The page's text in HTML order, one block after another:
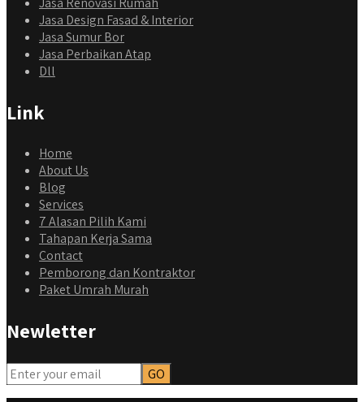
qyusipersada
Dalah satu hasil karya Qyusi persada, merenovasi rumah
biasa jadi rumah mewah dengan budget 400an, kira kira
Jasa Design Fasad & Interior
Jasa Sumur Bor
Jasa Perbaikan Atap
Dll
Link
Home
About Us
Blog
Services
7 Alasan Pilih Kami
Tahapan Kerja Sama
Contact
Pemborong dan Kontraktor
Paket Umrah Murah
Newletter